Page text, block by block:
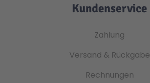
Kundenservice
Zahlung
Versand & Rückgabe
Rechnungen